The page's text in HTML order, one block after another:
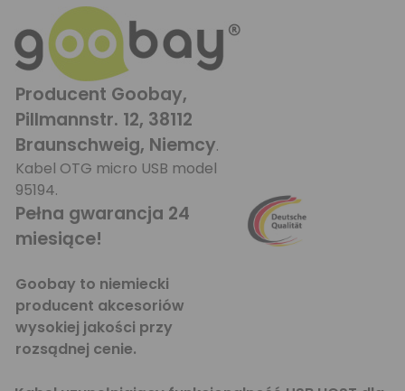
Producent Goobay,
Pillmannstr. 12, 38112
Braunschweig, Niemcy.
Kabel OTG micro USB model
95194.
Pełna gwarancja 24
miesiące!
Goobay to niemiecki
producent akcesoriów
wysokiej jakości przy
rozsądnej cenie.